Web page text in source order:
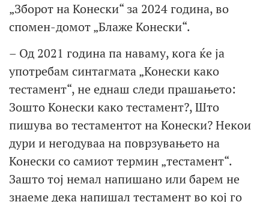
„Зборот на Конески“ за 2024 година, во
спомен-домот „Блаже Конески“.
– Од 2021 година па наваму, кога ќе ја
употребам синтагмата „Конески како
тестамент“, не еднаш следи прашањето:
Зошто Конески како тестамент?, Што
пишува во тестаментот на Конески? Некои
дури и негодуваа на поврзувањето на
Конески со самиот термин „тестамент“.
Зашто тој немал напишано или барем не
знаеме дека напишал тестамент во кој го